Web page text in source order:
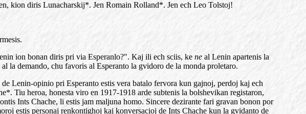
kion diris Lunacharskij*. Jen Romain Rolland*. Jen ech Leo Tolstoj!
ion bonan diris pri via Esperanlo?". Kaj ili ech sciis, ke ne al Lenin apartenis la
demando, chu favoris al Esperanto la gvidoro de la monda proletaro.
Lenin-opinio pri Esperanto estis vera batalo fervora kun gajnoj, perdoj kaj ech
Tiu heroa, honesta viro en 1917-1918 arde subtenis la bolshevikan registaron,
Ints Chache, li estis jam maljuna homo. Sincere dezirante fari gravan bonon por
estis personaj renkontighoj kaj konversacioj de Ints Chache kun la gvidanto de